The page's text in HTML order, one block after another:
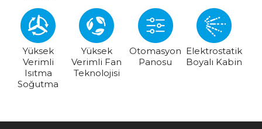
Yüksek
Verimli
Isıtma
Soğutma
Yüksek
Verimli Fan
Teknolojisi
Otomasyon
Panosu
Elektrostatik
Boyalı Kabin